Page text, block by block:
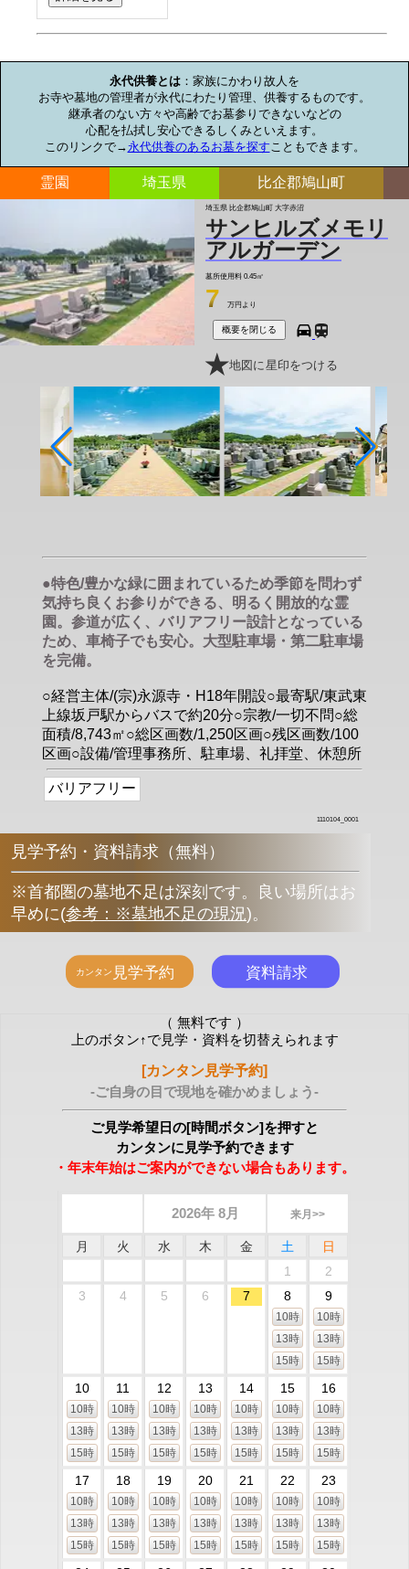
永代供養とは ：家族にかわり故人を
お寺や墓地の管理者が永代にわたり管理、供養するものです。
継承者のない方々や高齢でお墓参りできないなどの
心配を払拭し安心できるしくみといえます。
このリンクで→永代供養のあるお墓を探すこともできます。
霊園 埼玉県 比企郡鳩山町
埼玉県 比企郡鳩山町 大字赤沼
サンヒルズメモリ
アルガーデン
墓所使用料 0.45㎡
7 万円より
概要を閉じる
地図に星印をつける
●特色/豊かな緑に囲まれているため季節を問わず
気持ち良くお参りができる、明るく開放的な霊
園。参道が広く、バリアフリー設計となっている
ため、車椅子でも安心。大型駐車場・第二駐車場
を完備。
○経営主体/(宗)永源寺・H18年開設○最寄駅/東武東
上線坂戸駅からバスで約20分○宗教/一切不問○総
面積/8,743㎡○総区画数/1,250区画○残区画数/100
区画○設備/管理事務所、駐車場、礼拝堂、休憩所
バリアフリー
1110104_0001
見学予約・資料請求（無料）
※首都圏の墓地不足は深刻です。良い場所はお
早めに(参考：※墓地不足の現況)。
（ 無料です ）
上のボタン↑で見学・資料を切替えられます
[カンタン見学予約]
-ご自身の目で現地を確かめましょう-
ご見学希望日の[時間ボタン]を押すと
カンタンに見学予約できます
・年末年始はご案内ができない場合もあります。
2026年 8月 来月>>
月 火 水 木 金 土
日
1
2
3
4 5 6 7 8
10時
13時
15時
9
10時
13時
15時
10
10時
13時
15時
11
10時
13時
15時
12
10時
13時
15時
13
10時
13時
15時
14
10時
13時
15時
15
10時
13時
15時
16
10時
13時
15時
17
10時
13時
15時
18
10時
13時
15時
19
10時
13時
15時
20
10時
13時
15時
21
10時
13時
15時
22
10時
13時
15時
23
10時
13時
15時